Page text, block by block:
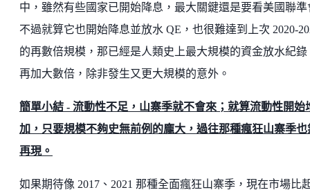
中，雖然有些國家已開始降息，最大關鍵還是要看美國聯準
不過就算它也開始降息並放水 QE，也很難達到上次 2020-
的再數倍規模，那已經是人類史上最大規模的資金放水紀錄
再加大數倍，除非發生又更大規模的意外。
簡單小結 - 流動性不足，山寨季就不會來；就算流動性開始
加，只要規模不夠史無前例的龐大，過往那種瘋狂山寨季也
再現。
如果期待像 2017、2021 那種全面瘋狂山寨季，現在市場比